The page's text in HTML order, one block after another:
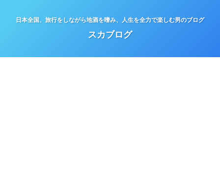
日本全国、旅行をしながら地酒を嗜み、人生を全力で楽しむ男のブログ
スカブログ